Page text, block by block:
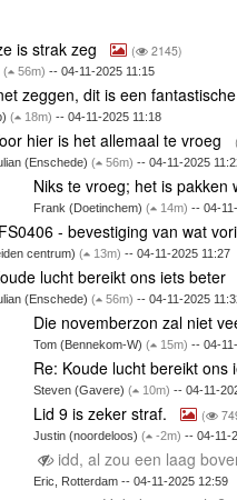
is strak zeg ( 2145)
( 56m) -- 04-11-2025 11:15
zeggen, dit is een
( 18m) -- 04-11-2025 11:18
hier is het allemaal te vroeg (
(Enschede) ( 56m) -- 04-11-2025
Niks te vroeg; het is pakken
Frank (Doetinchem)( 14m) -- 04-
- bevestiging van wat
centrum)( 13m) -- 04-11-2025 11:27
lucht bereikt ons iets beter
(Enschede) ( 56m) -- 04-11-2025
Die novemberzon zal niet
Tom (Bennekom-W)( 15m) -- 04-
Re: Koude lucht bereikt ons
Steven (Gavere)( 10m) -- 04-11-
Lid 9 is zeker straf. (
Justin (noordeloos)( -2m) -- 04-11-
idd, al zou een laag
Eric, Rotterdam -- 04-11-2025 12:59